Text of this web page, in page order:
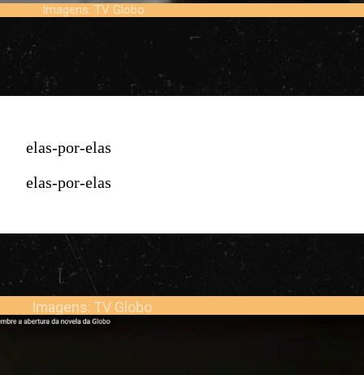
Imagens: TV Globo
elas-por-elas
elas-por-elas
Imagens: TV Globo